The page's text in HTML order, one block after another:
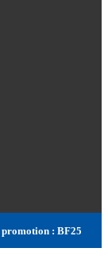
promotion : BF25